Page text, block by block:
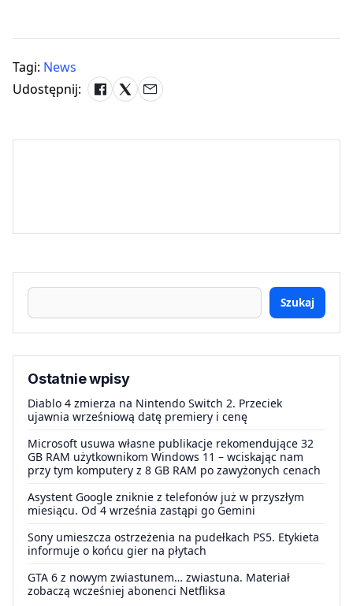
Tagi: News
Udostępnij:
Szukaj
Ostatnie wpisy
Diablo 4 zmierza na Nintendo Switch 2. Przeciek
ujawnia wrześniową datę premiery i cenę
Microsoft usuwa własne publikacje rekomendujące 32
GB RAM użytkownikom Windows 11 – wciskając nam
przy tym komputery z 8 GB RAM po zawyżonych cenach
Asystent Google zniknie z telefonów już w przyszłym
miesiącu. Od 4 września zastąpi go Gemini
Sony umieszcza ostrzeżenia na pudełkach PS5. Etykieta
informuje o końcu gier na płytach
GTA 6 z nowym zwiastunem… zwiastuna. Materiał
zobaczą wcześniej abonenci Netfliksa